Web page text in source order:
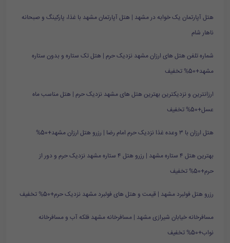
هتل آپارتمان یک خوابه در مشهد | هتل آپارتمان مشهد با غذا، پارکینگ و صبحانه
ناهار شام
شماره تلفن هتل های ارزان مشهد نزدیک حرم | هتل تک ستاره و بدون ستاره
مشهد+50% تخفیف
ارزانترین و نزدیکترین بهترین هتل های مشهد نزدیک حرم | هتل مناسب ماه
عسل+50% تخفیف
هتل ارزان با ۳ وعده غذا نزدیک حرم امام رضا | رزرو هتل ارزان مشهد+50%
بهترین هتل ۴ ستاره مشهد | رزرو هتل ۴ ستاره مشهد نزدیک حرم و دور از
حرم+50% تخفیف
رزرو هتل فولبرد مشهد | قیمت و هتل های فولبرد مشهد نزدیک حرم+50% تخفیف
مسافرخانه خیابان شیرازی مشهد | مسافرخانه مشهد فلکه آب و مسافرخانه
نواب+50% تخفیف